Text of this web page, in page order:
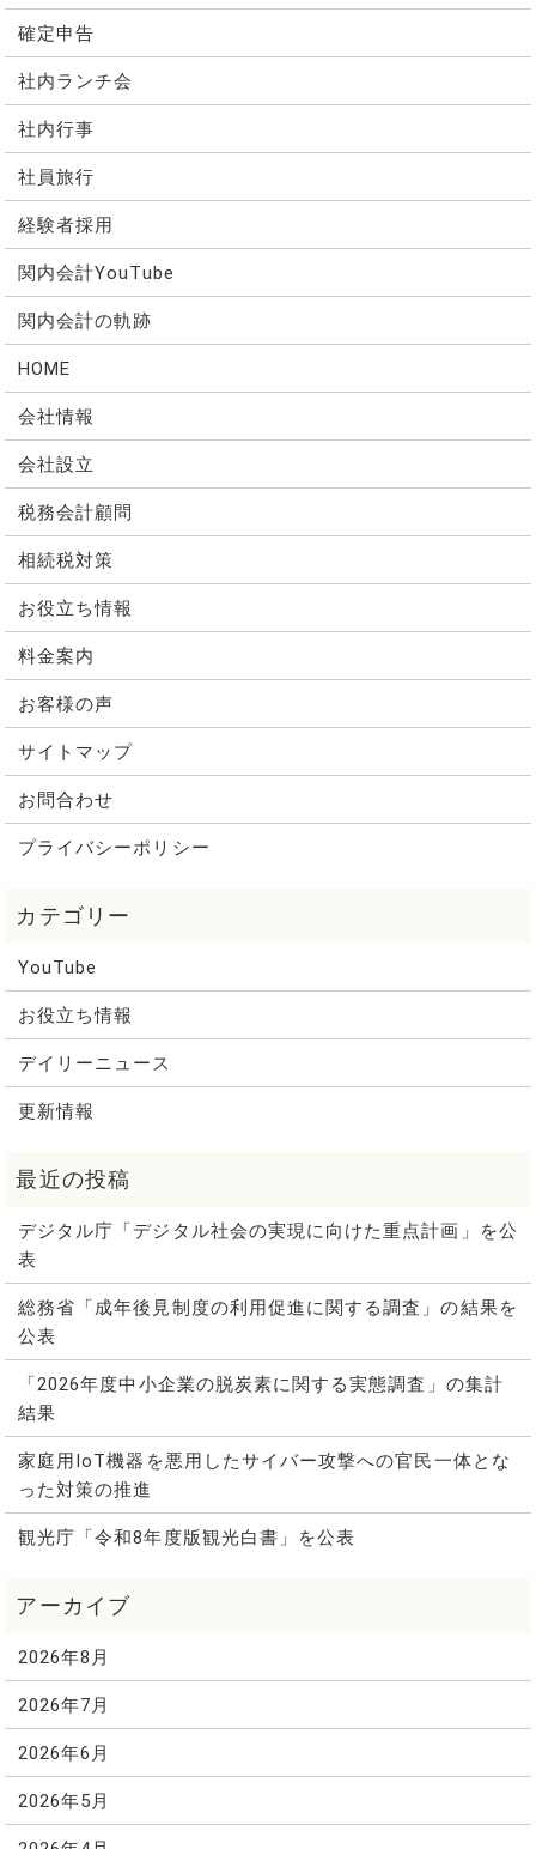
確定申告
社内ランチ会
社内行事
社員旅行
経験者採用
関内会計YouTube
関内会計の軌跡
HOME
会社情報
会社設立
税務会計顧問
相続税対策
お役立ち情報
料金案内
お客様の声
サイトマップ
お問合わせ
プライバシーポリシー
YouTube
お役立ち情報
デイリーニュース
更新情報
デジタル庁「デジタル社会の実現に向けた重点計画」を公
表
総務省「成年後見制度の利用促進に関する調査」の結果を
公表
「2026年度中小企業の脱炭素に関する実態調査」の集計
結果
家庭用IoT機器を悪用したサイバー攻撃への官民一体とな
った対策の推進
観光庁「令和8年度版観光白書」を公表
2026年8月
2026年7月
2026年6月
2026年5月